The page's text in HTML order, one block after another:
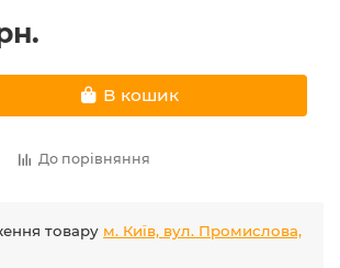
В кошик
До порівняння
товару м. Київ, вул. Промислова,